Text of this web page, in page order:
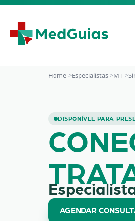
Ir para o conteúdo
Home Especialistas MT
DISPONÍVEL PARA
AGENDAR